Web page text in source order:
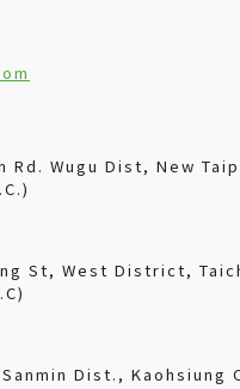
Rd. Wugu Dist, New
St, West District,
Dist., Kaohsiung